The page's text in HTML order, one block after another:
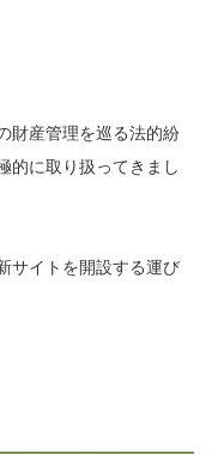
財産管理を巡る法的紛
的に取り扱ってきまし
サイトを開設する運び